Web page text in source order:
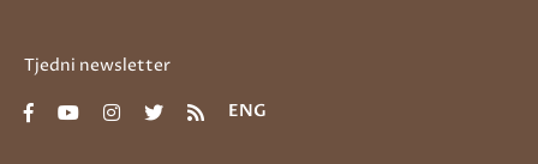
Tjedni newsletter
ENG